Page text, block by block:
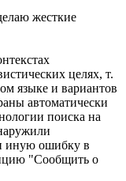
жесткие
целях, т.
языке и вариантов
автоматически
поиска на
иную ошибку в
"Сообщить о